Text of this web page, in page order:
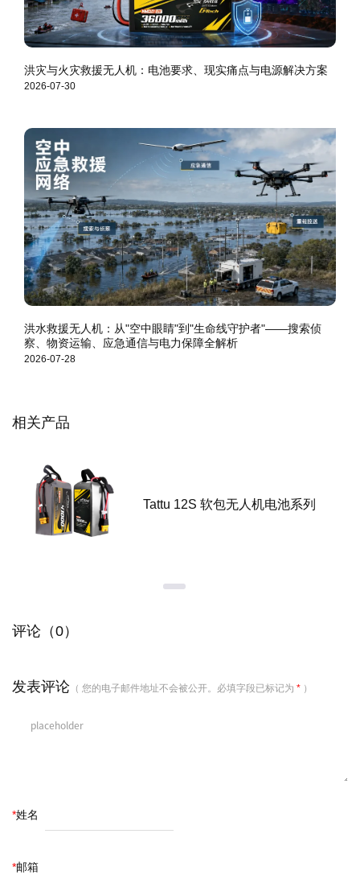
洪灾与火灾救援无人机：电池要求、现实痛点与电源解决方案
2026-07-30
洪水救援无人机：从"空中眼睛"到"生命线守护者"——搜索侦
察、物资运输、应急通信与电力保障全解析
2026-07-28
相关产品
Tattu 12S 软包无人机电池系列
评论（0）
发表评论 （ 您的电子邮件地址不会被公开。必填字段已标记为 * ）
*姓名
*邮箱